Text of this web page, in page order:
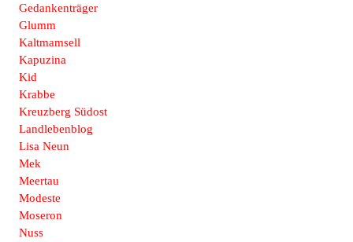
Gedankenträger
Glumm
Kaltmamsell
Kapuzina
Kid
Krabbe
Kreuzberg Südost
Landlebenblog
Lisa Neun
Mek
Meertau
Modeste
Moseron
Nuss